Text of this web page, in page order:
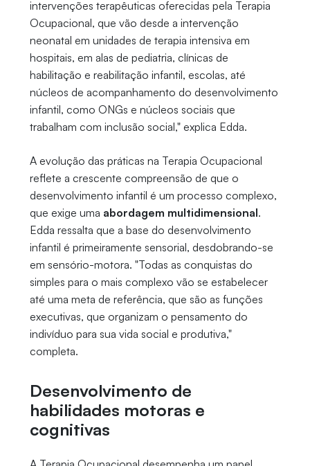
intervenções terapêuticas oferecidas pela Terapia
Ocupacional, que vão desde a intervenção
neonatal em unidades de terapia intensiva em
hospitais, em alas de pediatria, clínicas de
habilitação e reabilitação infantil, escolas, até
núcleos de acompanhamento do desenvolvimento
infantil, como ONGs e núcleos sociais que
trabalham com inclusão social," explica Edda.
A evolução das práticas na Terapia Ocupacional
reflete a crescente compreensão de que o
desenvolvimento infantil é um processo complexo,
que exige uma abordagem multidimensional.
Edda ressalta que a base do desenvolvimento
infantil é primeiramente sensorial, desdobrando-se
em sensório-motora. "Todas as conquistas do
simples para o mais complexo vão se estabelecer
até uma meta de referência, que são as funções
executivas, que organizam o pensamento do
indivíduo para sua vida social e produtiva,"
completa.
Desenvolvimento de
habilidades motoras e
cognitivas